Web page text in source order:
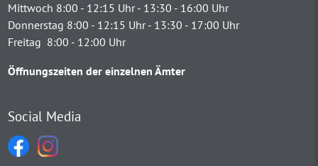
Mittwoch 8:00 - 12:15 Uhr - 13:30 - 16:00 Uhr
Donnerstag 8:00 - 12:15 Uhr - 13:30 - 17:00 Uhr
Freitag 8:00 - 12:00 Uhr
Öffnungszeiten der einzelnen Ämter
Social Media